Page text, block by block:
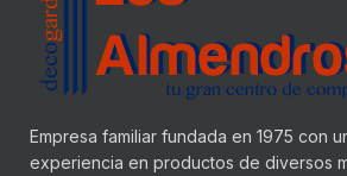
Empresa familiar fundada en 1975 con
experiencia en productos de diversos